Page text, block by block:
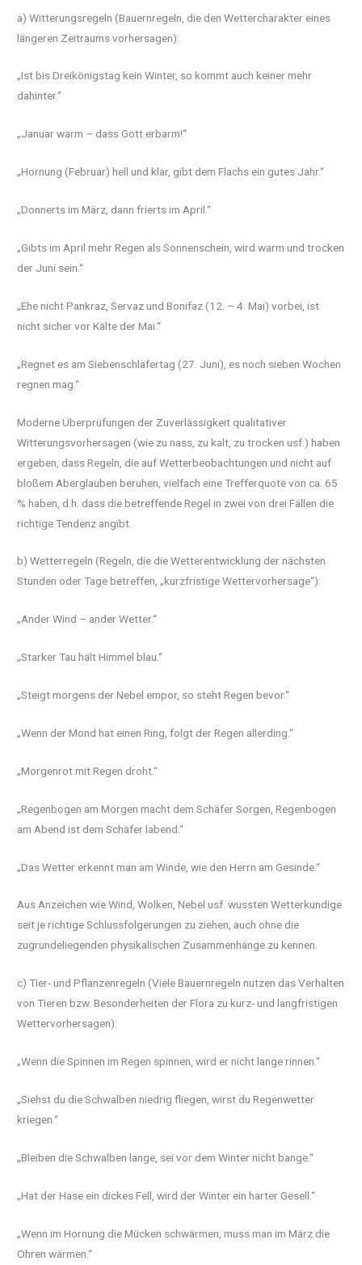
a) Witterungsregeln (Bauernregeln, die den Wettercharakter eines
längeren Zeitraums vorhersagen):
„Ist bis Dreikönigstag kein Winter, so kommt auch keiner mehr
dahinter.“
„Januar warm – dass Gott erbarm!“
„Hornung (Februar) hell und klar, gibt dem Flachs ein gutes Jahr.“
„Donnerts im März, dann frierts im April.“
„Gibts im April mehr Regen als Sonnenschein, wird warm und trocken
der Juni sein.“
„Ehe nicht Pankraz, Servaz und Bonifaz (12. – 4. Mai) vorbei, ist
nicht sicher vor Kälte der Mai.“
„Regnet es am Siebenschläfertag (27. Juni), es noch sieben Wochen
regnen mag.“
Moderne Überprüfungen der Zuverlässigkeit qualitativer
Witterungsvorhersagen (wie zu nass, zu kalt, zu trocken usf.) haben
ergeben, dass Regeln, die auf Wetterbeobachtungen und nicht auf
bloßem Aberglauben beruhen, vielfach eine Trefferquote von ca. 65
% haben, d.h. dass die betreffende Regel in zwei von drei Fällen die
richtige Tendenz angibt.
b) Wetterregeln (Regeln, die die Wetterentwicklung der nächsten
Stunden oder Tage betreffen, „kurzfristige Wettervorhersage“):
„Ander Wind – ander Wetter.“
„Starker Tau hält Himmel blau.“
„Steigt morgens der Nebel empor, so steht Regen bevor.“
„Wenn der Mond hat einen Ring, folgt der Regen allerding.“
„Morgenrot mit Regen droht.“
„Regenbogen am Morgen macht dem Schäfer Sorgen, Regenbogen
am Abend ist dem Schäfer labend.“
„Das Wetter erkennt man am Winde, wie den Herrn am Gesinde.“
Aus Anzeichen wie Wind, Wolken, Nebel usf. wussten Wetterkundige
seit je richtige Schlussfolgerungen zu ziehen, auch ohne die
zugrundeliegenden physikalischen Zusammenhänge zu kennen.
c) Tier- und Pflanzenregeln (Viele Bauernregeln nutzen das Verhalten
von Tieren bzw. Besonderheiten der Flora zu kurz- und langfristigen
Wettervorhersagen):
„Wenn die Spinnen im Regen spinnen, wird er nicht lange rinnen.“
„Siehst du die Schwalben niedrig fliegen, wirst du Regenwetter
kriegen.“
„Bleiben die Schwalben lange, sei vor dem Winter nicht bange.“
„Hat der Hase ein dickes Fell, wird der Winter ein harter Gesell.“
„Wenn im Hornung die Mücken schwärmen, muss man im März die
Ohren wärmen.“